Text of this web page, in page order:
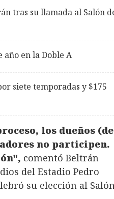
tras su llamada al Salón
en la Doble A
siete temporadas y $175
los dueños (de
no participen.
comentó Beltrán
del Estadio Pedro
su elección al